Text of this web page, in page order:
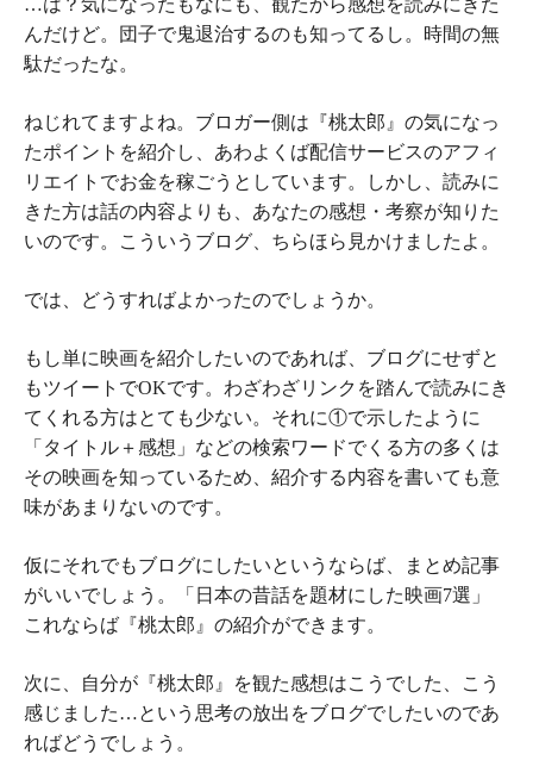
んだけど。団子で鬼退治するのも知ってるし。時間の無
駄だったな。
ねじれてますよね。ブロガー側は『桃太郎』の気になっ
たポイントを紹介し、あわよくば配信サービスのアフィ
リエイトでお金を稼ごうとしています。しかし、読みに
きた方は話の内容よりも、あなたの感想・考察が知りた
いのです。こういうブログ、ちらほら見かけましたよ。
では、どうすればよかったのでしょうか。
もし単に映画を紹介したいのであれば、ブログにせずと
もツイートでOKです。わざわざリンクを踏んで読みにき
てくれる方はとても少ない。それに①で示したように
「タイトル＋感想」などの検索ワードでくる方の多くは
その映画を知っているため、紹介する内容を書いても意
味があまりないのです。
仮にそれでもブログにしたいというならば、まとめ記事
がいいでしょう。「日本の昔話を題材にした映画7選」
これならば『桃太郎』の紹介ができます。
次に、自分が『桃太郎』を観た感想はこうでした、こう
感じました…という思考の放出をブログでしたいのであ
ればどうでしょう。